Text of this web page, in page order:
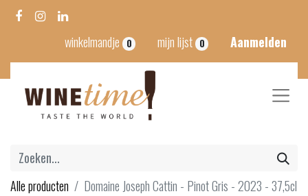
winkelmandje 0 mijn lijst 0 Aanmelden
Alle producten Domaine Joseph Cattin - Pinot Gris - 2023 - 37,5cl